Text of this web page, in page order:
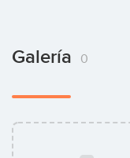
Galería 0